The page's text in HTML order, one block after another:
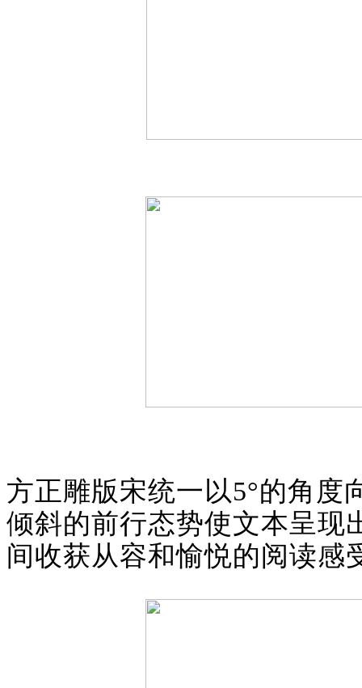
方正雕版宋统一以5°的角度
倾斜的前行态势使文本呈现
间收获从容和愉悦的阅读感